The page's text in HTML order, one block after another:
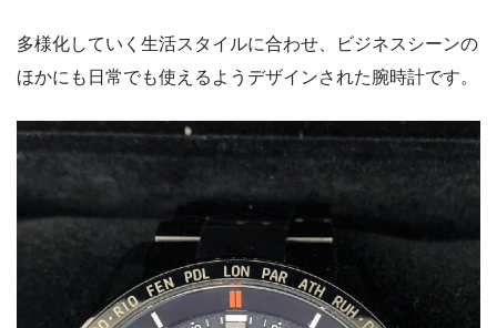
多様化していく生活スタイルに合わせ、ビジネスシーンの
ほかにも日常でも使えるようデザインされた腕時計です。